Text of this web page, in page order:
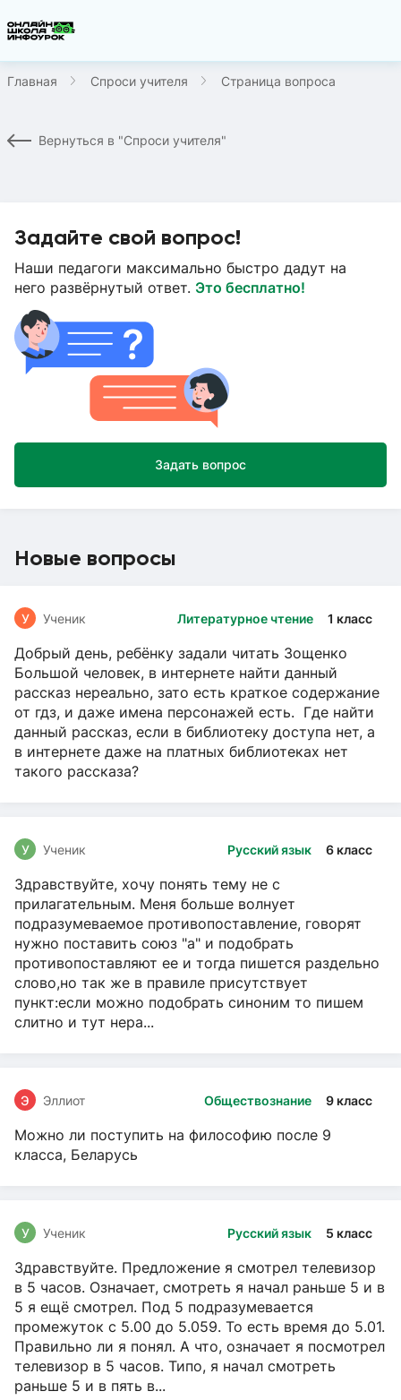
Главная Спроси учителя Страница вопроса
Вернуться в "Спроси учителя"
Задайте свой вопрос!
Наши педагоги максимально быстро дадут на
него развёрнутый ответ. Это бесплатно!
Задать вопрос
Новые вопросы
Литературное чтение 1 класс
У Ученик
Добрый день, ребёнку задали читать Зощенко
Большой человек, в интернете найти данный
рассказ нереально, зато есть краткое содержание
от гдз, и даже имена персонажей есть. Где найти
данный рассказ, если в библиотеку доступа нет, а
в интернете даже на платных библиотеках нет
такого рассказа?
Русский язык 6 класс
У Ученик
Здравствуйте, хочу понять тему не с
прилагательным. Меня больше волнует
подразумеваемое противопоставление, говорят
нужно поставить союз "а" и подобрать
противопоставляют ее и тогда пишется раздельно
слово,но так же в правиле присутствует
пункт:если можно подобрать синоним то пишем
слитно и тут нера...
Обществознание 9 класс
Э Эллиот
Можно ли поступить на философию после 9
класса, Беларусь
Русский язык 5 класс
У Ученик
Здравствуйте. Предложение я смотрел телевизор
в 5 часов. Означает, смотреть я начал раньше 5 и в
5 я ещё смотрел. Под 5 подразумевается
промежуток с 5.00 до 5.059. То есть время до 5.01.
Правильно ли я понял. А что, означает я посмотрел
телевизор в 5 часов. Типо, я начал смотреть
раньше 5 и в пять в...